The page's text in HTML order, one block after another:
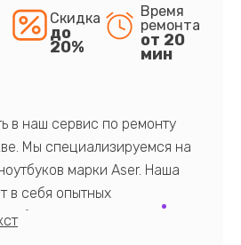
Скидка
до
20%
Время
ремонта
от 20
мин
в наш сервис по ремонту
Мы специализируемся на
марки Aser. Наша
в себя опытных
обширными знаниями и